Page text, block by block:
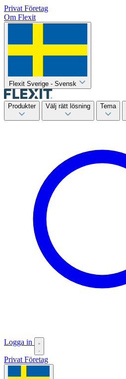
Privat Företag
Om Flexit
Flexit Sverige - Svensk
Produkter Välj rätt lösning Tema
Logga in
Privat Företag